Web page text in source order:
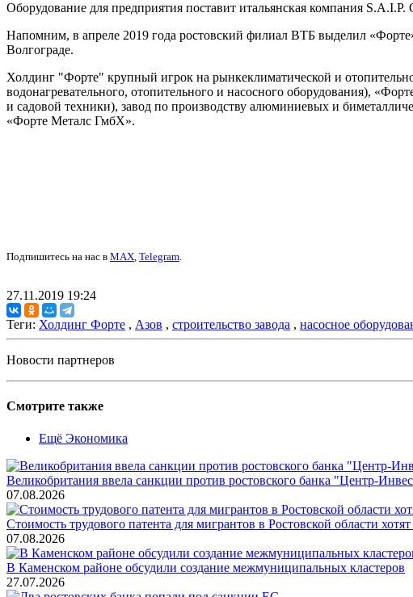
Оборудование для предприятия поставит итальянская компания
Напомним, в апреле 2019 года ростовский филиал ВТБ выделил
Волгограде.
Холдинг "Форте" крупный игрок на рынкеклиматической и
водонагревательного, отопительного и насосного оборудования),
и садовой техники), завод по производству алюминиевых и
«Форте Металс ГмбХ».
Подпишитесь на нас в MAX, Telegram.
27.11.2019 19:24
Теги: Холдинг Форте , Азов , строительство завода , насосное
Новости партнеров
Смотрите также
Ещё Экономика
Великобритания ввела санкции против ростовского банка "Центр-
07.08.2026
Стоимость трудового патента для мигрантов в Ростовской области
07.08.2026
В Каменском районе обсудили создание межмуниципальных кластеров
27.07.2026